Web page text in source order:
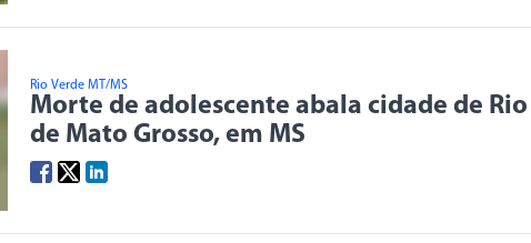
Rio Verde MT/MS
Morte de adolescente abala cidade de Rio
de Mato Grosso, em MS